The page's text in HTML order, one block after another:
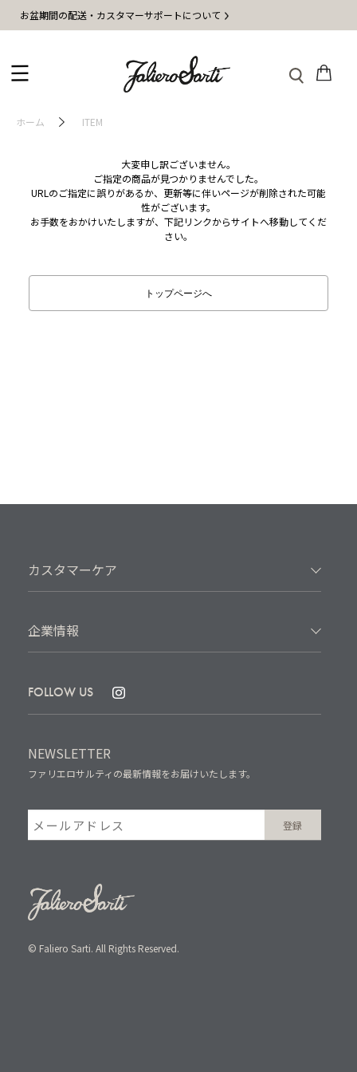
お盆期間の配送・カスタマーサポートについて
ホーム ITEM
大変申し訳ございません。
ご指定の商品が見つかりませんでした。
URLのご指定に誤りがあるか、更新等に伴いページが削除された可能
性がございます。
お手数をおかけいたしますが、下記リンクからサイトへ移動してくだ
さい。
トップページへ
カスタマーケア
企業情報
FOLLOW US
NEWSLETTER
ファリエロサルティの最新情報をお届けいたします。
© Faliero Sarti. All Rights Reserved.